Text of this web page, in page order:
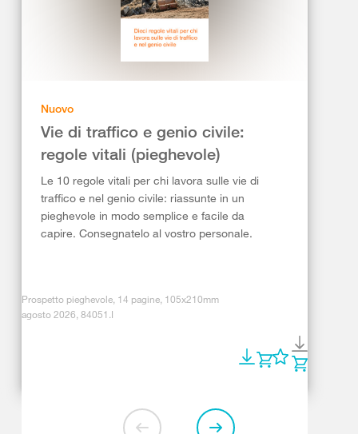
Nuovo
Vie di traffico e genio civile:
regole vitali (pieghevole)
Le 10 regole vitali per chi lavora sulle vie di
traffico e nel genio civile: riassunte in un
pieghevole in modo semplice e facile da
capire. Consegnatelo al vostro personale.
Prospetto pieghevole, 14 pagine, 105x210mm
agosto 2026, 84051.I